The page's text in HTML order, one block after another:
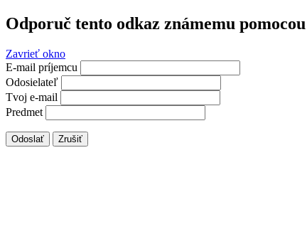
Odporuč tento odkaz známemu
Zavrieť okno
E-mail príjemcu
Odosielateľ
Tvoj e-mail
Predmet
Odoslať Zrušiť